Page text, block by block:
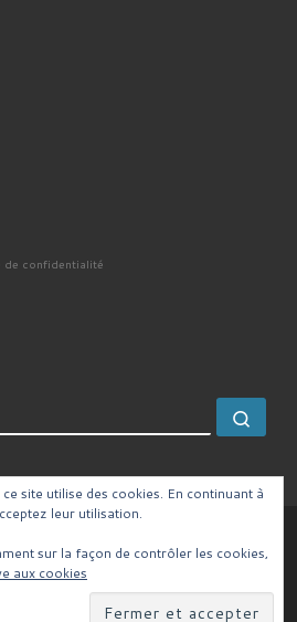
de confidentialité
avec the
site utilise des cookies. En continuant à
leur utilisation.
sur la façon de contrôler les cookies,
aux cookies